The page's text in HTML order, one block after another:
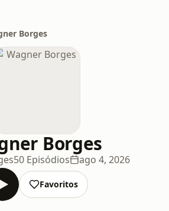
Borges
Borges
50 Episódios ago 4, 2026
Favoritos